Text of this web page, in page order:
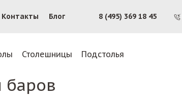
Контакты Блог 8 (495) 369 18 45
Столешницы Подстолья
баров